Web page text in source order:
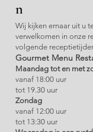
n
Wij kijken ernaar uit u
verwelkomen in onze
volgende
Gourmet Menu
Maandag tot en met
vanaf 18:00 uur
tot 19.30 uur
Zondag
vanaf 12:00 uur
tot 13:30 uur